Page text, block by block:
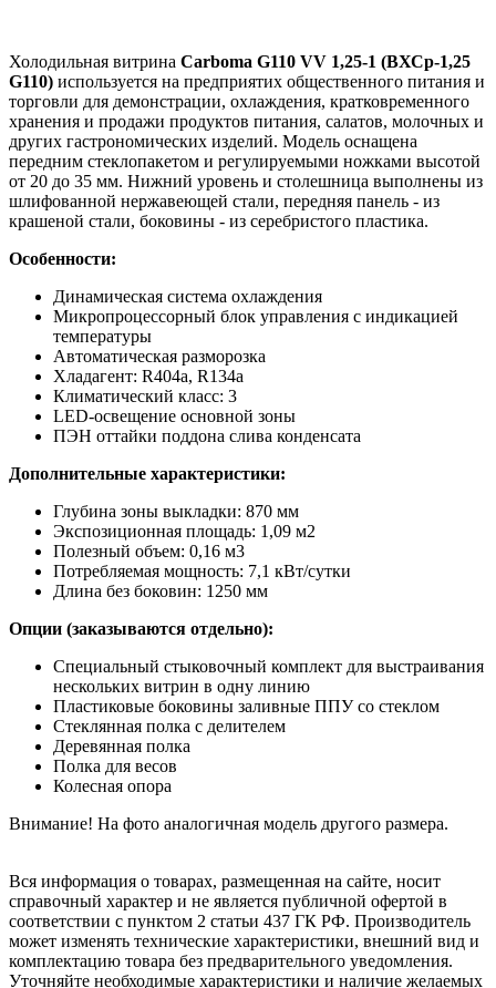
Холодильная витрина Carboma G110 VV 1,25-1 (ВХСр-1,25
G110) используется на предприятих общественного питания и
торговли для демонстрации, охлаждения, кратковременного
хранения и продажи продуктов питания, салатов, молочных и
других гастрономических изделий. Модель оснащена
передним стеклопакетом и регулируемыми ножками высотой
от 20 до 35 мм. Нижний уровень и столешница выполнены из
шлифованной нержавеющей стали, передняя панель - из
крашеной стали, боковины - из серебристого пластика.
Особенности:
Динамическая система охлаждения
Микропроцессорный блок управления с индикацией
температуры
Автоматическая разморозка
Хладагент: R404a, R134a
Климатический класс: 3
LED-освещение основной зоны
ПЭН оттайки поддона слива конденсата
Дополнительные характеристики:
Глубина зоны выкладки: 870 мм
Экспозиционная площадь: 1,09 м2
Полезный объем: 0,16 м3
Потребляемая мощность: 7,1 кВт/сутки
Длина без боковин: 1250 мм
Опции (заказываются отдельно):
Специальный стыковочный комплект для выстраивания
нескольких витрин в одну линию
Пластиковые боковины заливные ППУ со стеклом
Стеклянная полка с делителем
Деревянная полка
Полка для весов
Колесная опора
Внимание! На фото аналогичная модель другого размера.
Вся информация о товарах, размещенная на сайте, носит
справочный характер и не является публичной офертой в
соответствии с пунктом 2 статьи 437 ГК РФ. Производитель
может изменять технические характеристики, внешний вид и
комплектацию товара без предварительного уведомления.
Уточняйте необходимые характеристики и наличие желаемых